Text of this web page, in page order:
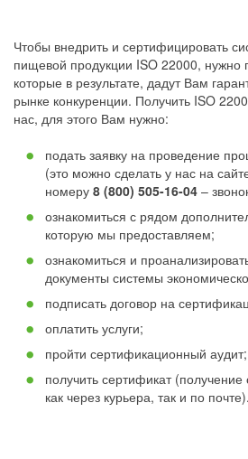
Чтобы внедрить и сертифицировать
пищевой продукции ISO 22000, нужно
которые в результате, дадут Вам
рынке конкуренции. Получить ISO
нас, для этого Вам нужно:
подать заявку на проведение
(это можно сделать у нас на
номеру 8 (800) 505-16-04 –
ознакомиться с рядом
которую мы предоставляем;
ознакомиться и
документы системы
подписать договор на
оплатить услуги;
пройти сертификационный аудит;
получить сертификат
как через курьера, так и по почте).